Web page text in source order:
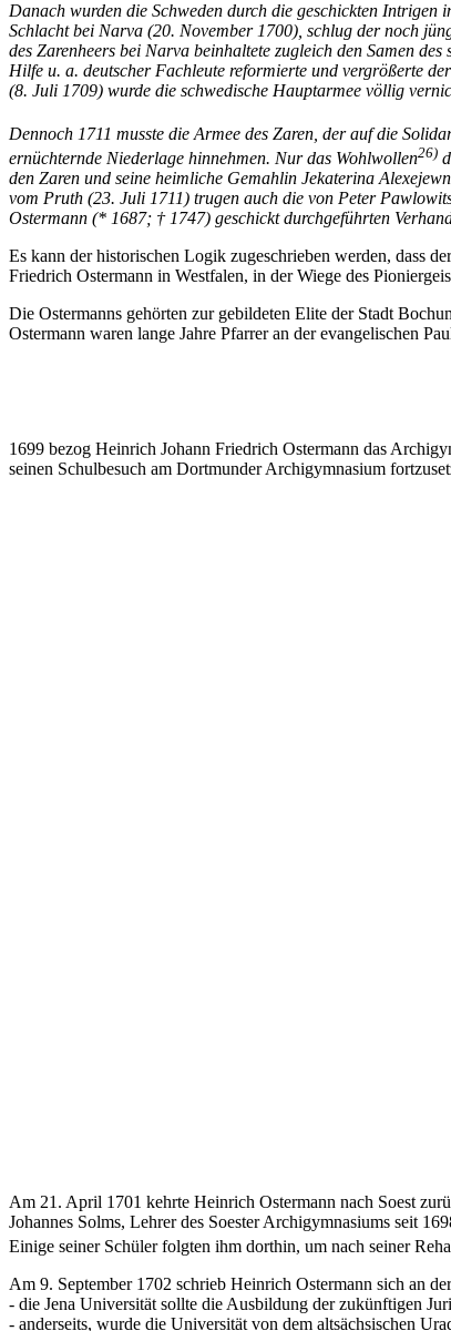
Danach wurden die Schweden durch die geschickten Intrigen
Schlacht bei Narva (20. November 1700), schlug der noch
des Zarenheers bei Narva beinhaltete zugleich den Samen
Hilfe u. a. deutscher Fachleute reformierte und vergrößerte
(8. Juli 1709) wurde die schwedische Hauptarmee völlig
Dennoch 1711 musste die Armee des Zaren, der auf die
ernüchternde Niederlage hinnehmen. Nur das Wohlwollen26)
den Zaren und seine heimliche Gemahlin Jekaterina
vom Pruth (23. Juli 1711) trugen auch die von Peter
Ostermann (* 1687; † 1747) geschickt durchgeführten
Es kann der historischen Logik zugeschrieben werden, dass
Friedrich Ostermann in Westfalen, in der Wiege des
Die Ostermanns gehörten zur gebildeten Elite der Stadt
Ostermann waren lange Jahre Pfarrer an der evangelischen
1699 bezog Heinrich Johann Friedrich Ostermann das
seinen Schulbesuch am Dortmunder Archigymnasium
Am 21. April 1701 kehrte Heinrich Ostermann nach Soest
Johannes Solms, Lehrer des Soester Archigymnasiums seit
Einige seiner Schüler folgten ihm dorthin, um nach seiner
Am 9. September 1702 schrieb Heinrich Ostermann sich an
- die Jena Universität sollte die Ausbildung der zukünftigen
- anderseits, wurde die Universität von dem altsächsischen